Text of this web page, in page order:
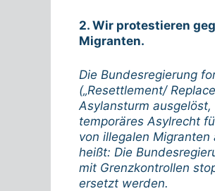
2. Wir protestieren
Migranten.
Die Bundesregierung
(„Resettlement/
Asylansturm
temporäres Asylrecht
von illegalen
heißt: Die
mit Grenzkontrollen
ersetzt werden.